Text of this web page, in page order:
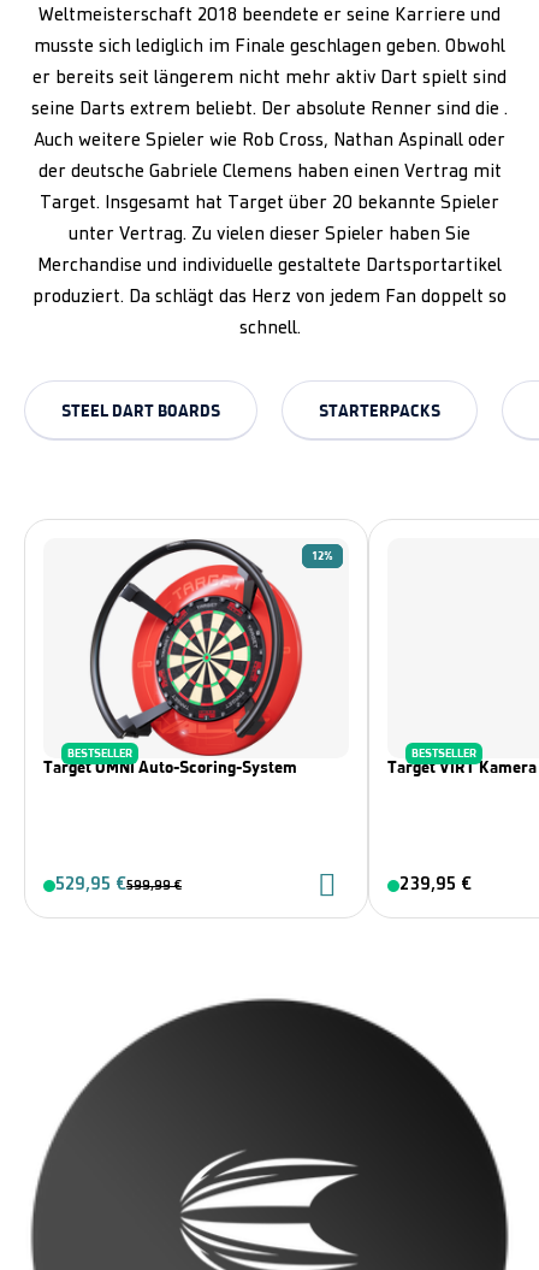
Weltmeisterschaft 2018 beendete er seine Karriere und
musste sich lediglich im Finale geschlagen geben. Obwohl
er bereits seit längerem nicht mehr aktiv Dart spielt sind
seine Darts extrem beliebt. Der absolute Renner sind die .
Auch weitere Spieler wie Rob Cross, Nathan Aspinall oder
der deutsche Gabriele Clemens haben einen Vertrag mit
Target. Insgesamt hat Target über 20 bekannte Spieler
unter Vertrag. Zu vielen dieser Spieler haben Sie
Merchandise und individuelle gestaltete Dartsportartikel
produziert. Da schlägt das Herz von jedem Fan doppelt so
schnell.
STEEL DART BOARDS STARTERPACKS
12%
BESTSELLER
Target OMNI Auto-Scoring-System
529,95 €599,99 €
BESTSELLER
Target VIRT Kamera
239,95 €